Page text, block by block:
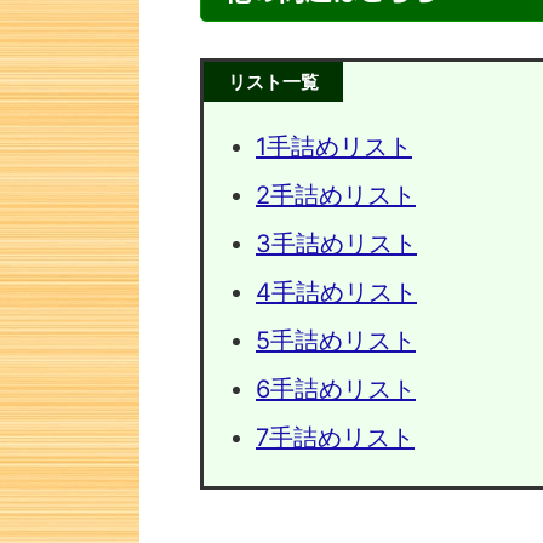
リスト一覧
1手詰めリスト
2手詰めリスト
3手詰めリスト
4手詰めリスト
5手詰めリスト
6手詰めリスト
7手詰めリスト
次の一手問題・20